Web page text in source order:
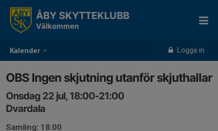
Kalender Logga in
ÅBY SKYTTEKLUBB
Välkommen
OBS Ingen skjutning utanför skjuthallar
Onsdag 22 jul, 18:00-21:00
Dvardala
Samling: 18:00